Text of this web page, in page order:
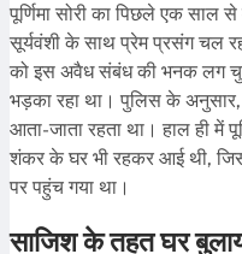
पूर्णिमा सोरी का पिछले एक साल
सूर्यवंशी के साथ प्रेम प्रसंग चल
को इस अवैध संबंध की भनक लग
भड़का रहा था। पुलिस के
आता-जाता रहता था। हाल ही में
शंकर के घर भी रहकर आई थी,
पर पहुंच गया था।
साजिश के तहत घर